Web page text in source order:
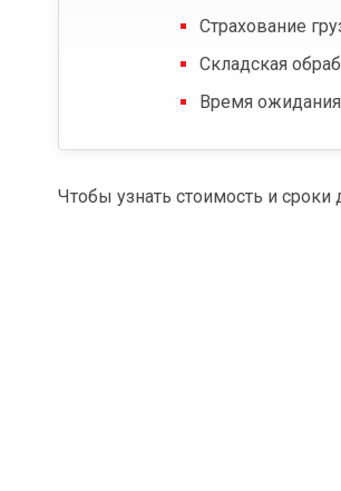
Страхование
Складская
Время
Чтобы узнать стоимость и сроки